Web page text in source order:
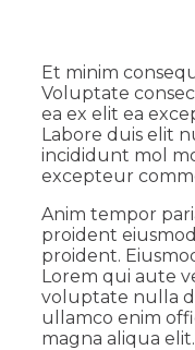
Et minim
Voluptate
ea ex elit ea
Labore duis elit
incididunt mol
excepteur
Anim tempor
proident
proident.
Lorem qui aute
voluptate nulla
ullamco enim
magna aliqua elit.